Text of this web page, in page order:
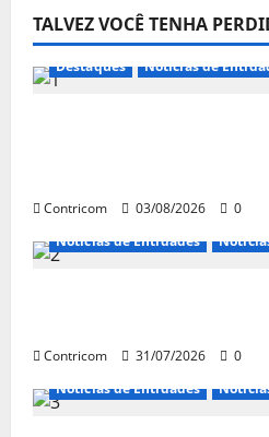
TALVEZ VOCÊ TENHA
Destaques Notícias de
Contricom 03/08/2026
0
Notícias de Entidades
Contricom 31/07/2026
0
Notícias de Entidades